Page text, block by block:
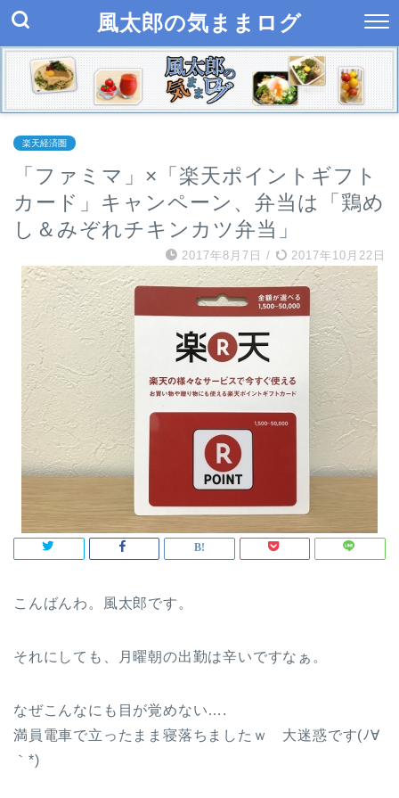
風太郎の気ままログ
楽天経済圏
「ファミマ」×「楽天ポイントギフト
カード」キャンペーン、弁当は「鶏め
し＆みぞれチキンカツ弁当」
2017年8月7日 / 2017年10月22日
こんばんわ。風太郎です。
それにしても、月曜朝の出勤は辛いですなぁ。
なぜこんなにも目が覚めない….
満員電車で立ったまま寝落ちましたｗ 大迷惑です(ﾉ∀
｀*)